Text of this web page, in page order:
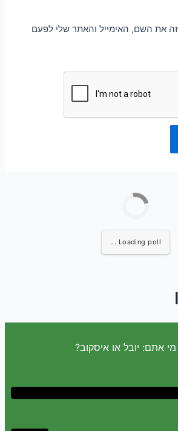
Loading poll ...
אתם: יובל או איסקוב?
את השם, האימייל והאתר שלי לפעם